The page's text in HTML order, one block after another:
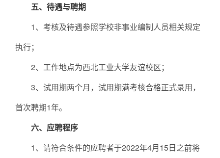
五、待遇与聘期
1、考核及待遇参照学校非事业编制人员相关规定
执行；
2、工作地点为西北工业大学友谊校区；
3、试用期两个月，试用期满考核合格正式录用，
首次聘期1年。
六、应聘程序
1、请符合条件的应聘者于2022年4月15日之前将